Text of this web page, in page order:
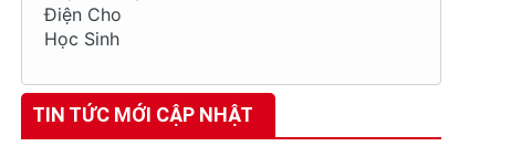
TIN TỨC MỚI CẬP NHẬT